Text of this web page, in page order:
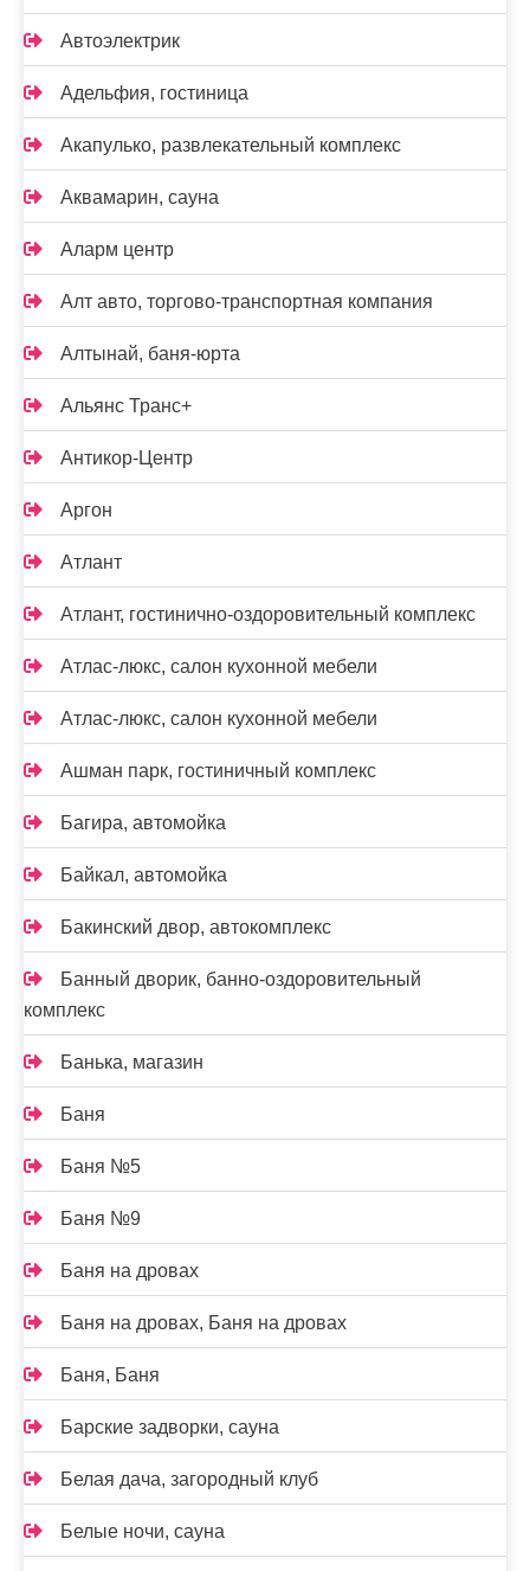
Автоэлектрик
Адельфия, гостиница
Акапулько, развлекательный комплекс
Аквамарин, сауна
Аларм центр
Алт авто, торгово-транспортная компания
Алтынай, баня-юрта
Альянс Транс+
Антикор-Центр
Аргон
Атлант
Атлант, гостинично-оздоровительный комплекс
Атлас-люкс, салон кухонной мебели
Атлас-люкс, салон кухонной мебели
Ашман парк, гостиничный комплекс
Багира, автомойка
Байкал, автомойка
Бакинский двор, автокомплекс
Банный дворик, банно-оздоровительный
комплекс
Банька, магазин
Баня
Баня №5
Баня №9
Баня на дровах
Баня на дровах, Баня на дровах
Баня, Баня
Барские задворки, сауна
Белая дача, загородный клуб
Белые ночи, сауна